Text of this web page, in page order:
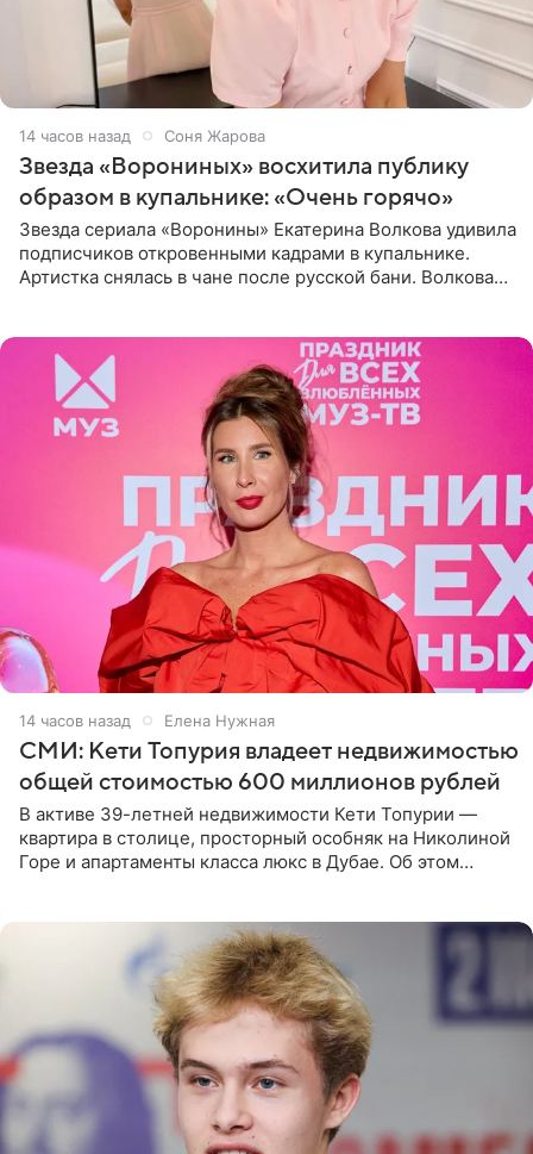
14 часов назад Соня Жарова
Звезда «Ворониных» восхитила публику
образом в купальнике: «Очень горячо»
Звезда сериала «Воронины» Екатерина Волкова удивила
подписчиков откровенными кадрами в купальнике.
Артистка снялась в чане после русской бани. Волкова
14 часов назад Елена Нужная
СМИ: Кети Топурия владеет недвижимостью
общей стоимостью 600 миллионов рублей
В активе 39-летней недвижимости Кети Топурии —
квартира в столице, просторный особняк на Николиной
Горе и апартаменты класса люкс в Дубае. Об этом